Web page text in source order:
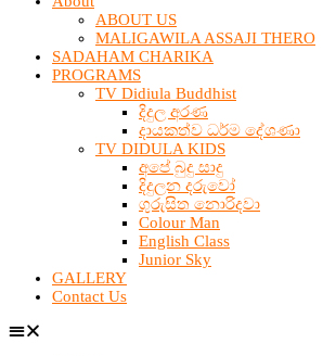
ABOUT US
MALIGAWILA ASSAJI THERO
SADAHAM CHARIKA
PROGRAMS
TV Didiula Buddhist
දිදුල අරණ
දායකත්ව ධර්ම දේශණා
TV DIDULA KIDS
අපේ බුදු සාදු
දිදුලන දරුවෝ
ගුරුසිත නොරිදවා
Colour Man
English Class
Junior Sky
GALLERY
Contact Us